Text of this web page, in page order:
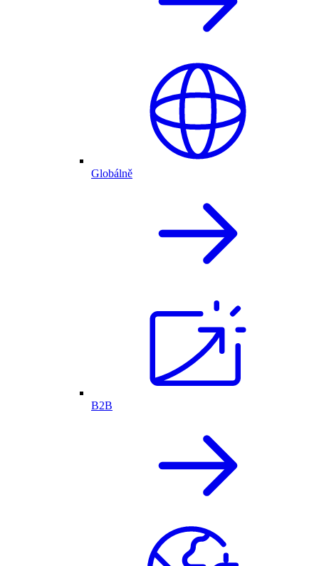
Globálně
B2B